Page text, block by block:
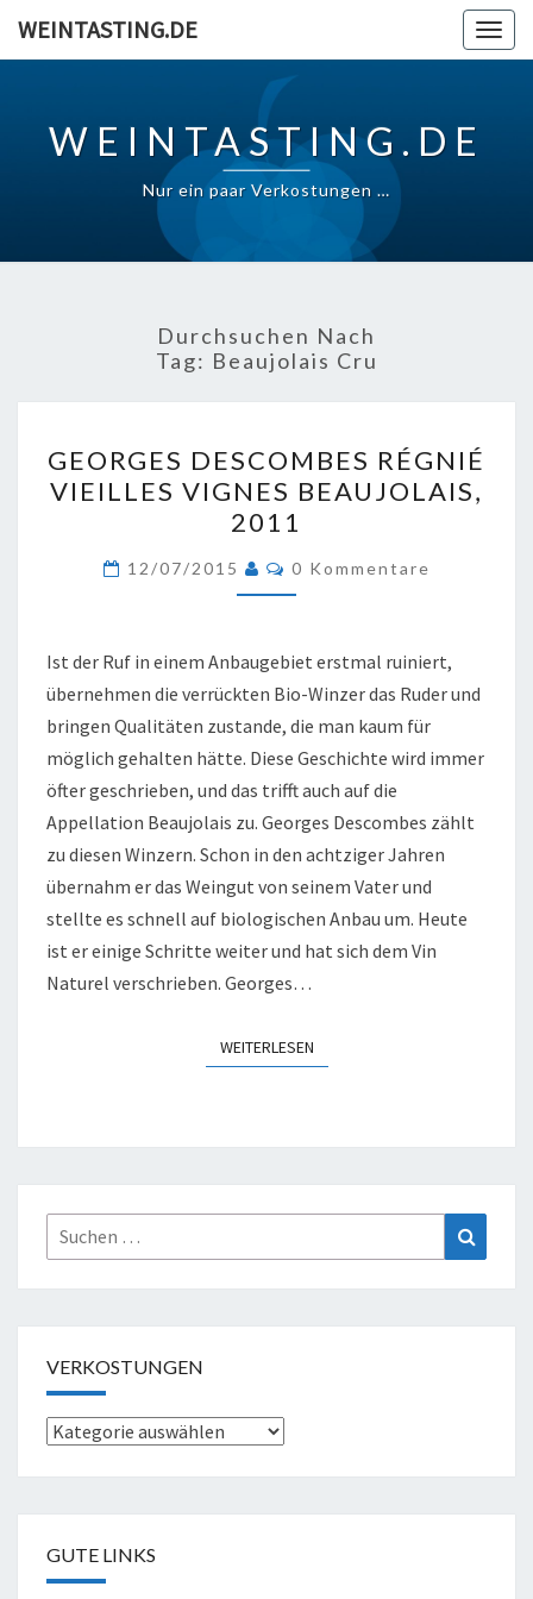
WEINTASTING.DE
WEINTASTING.DE
Nur ein paar Verkostungen …
Durchsuchen Nach
Tag: Beaujolais Cru
DESCOMBES
RÉGNIÉ
VIEILLES
VIGNES
BEAUJOLAIS,
GEORGES DESCOMBES RÉGNIÉ
VIEILLES VIGNES BEAUJOLAIS,
2011
12/07/2015 Kommentare
0 Kommentare
Ist der Ruf in einem Anbaugebiet erstmal ruiniert,
übernehmen die verrückten Bio-Winzer das Ruder und
bringen Qualitäten zustande, die man kaum für
möglich gehalten hätte. Diese Geschichte wird immer
öfter geschrieben, und das trifft auch auf die
Appellation Beaujolais zu. Georges Descombes zählt
zu diesen Winzern. Schon in den achtziger Jahren
übernahm er das Weingut von seinem Vater und
stellte es schnell auf biologischen Anbau um. Heute
ist er einige Schritte weiter und hat sich dem Vin
Naturel verschrieben. Georges…
WEITERLESENWEITERLESEN
Suche
nach:
VERKOSTUNGEN
Verkostungen
GUTE LINKS